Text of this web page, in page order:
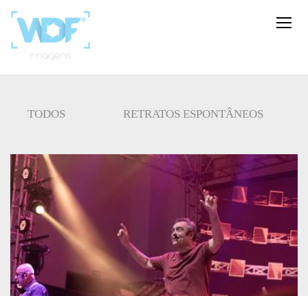
TODOS RETRATOS ESPONTÂNEOS